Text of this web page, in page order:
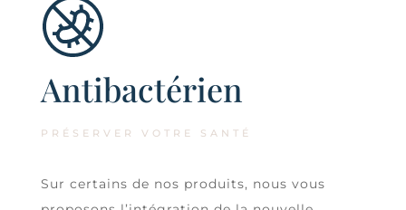
Antibactérien
PRÉSERVER VOTRE SANTÉ
Sur certains de nos produits, nous vous